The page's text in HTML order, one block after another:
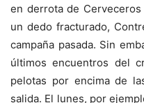
en derrota de
un dedo fracturado,
campaña pasada. Sin
últimos encuentros del
pelotas por encima de
salida. El lunes, por